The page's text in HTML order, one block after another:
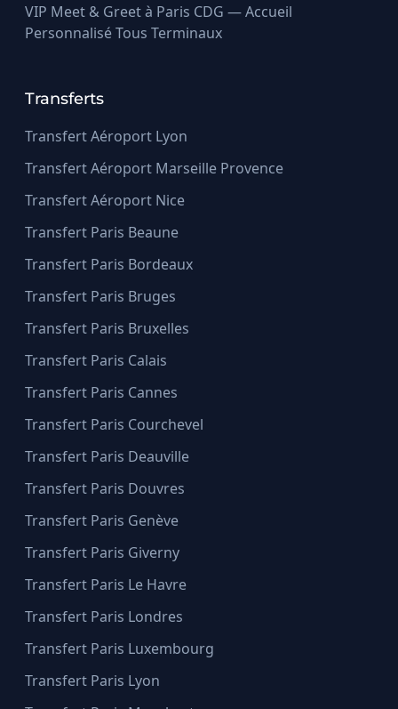
VIP Meet & Greet à Paris CDG — Accueil
Personnalisé Tous Terminaux
Transferts
Transfert Aéroport Lyon
Transfert Aéroport Marseille Provence
Transfert Aéroport Nice
Transfert Paris Beaune
Transfert Paris Bordeaux
Transfert Paris Bruges
Transfert Paris Bruxelles
Transfert Paris Calais
Transfert Paris Cannes
Transfert Paris Courchevel
Transfert Paris Deauville
Transfert Paris Douvres
Transfert Paris Genève
Transfert Paris Giverny
Transfert Paris Le Havre
Transfert Paris Londres
Transfert Paris Luxembourg
Transfert Paris Lyon